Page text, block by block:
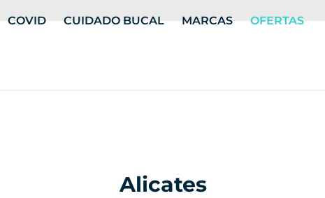
COVID CUIDADO BUCAL MARCAS OFERTAS
Alicates